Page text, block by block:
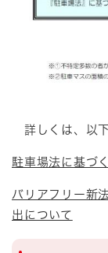
詳しくは、以下
駐車場法に基づ
バリアフリー新
出について